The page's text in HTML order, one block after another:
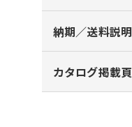
納期／送料説明
カタログ掲載頁